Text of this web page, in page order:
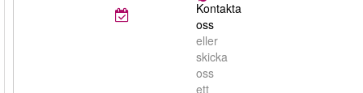
Kontakta
oss
eller
skicka
oss
ett